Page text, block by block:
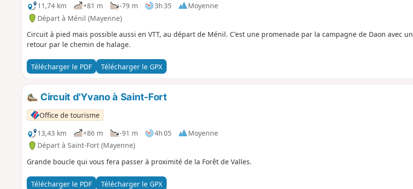
11,74 km
+81 m -79 m 3h 35
Moyenne
Départ à Ménil (Mayenne)
Circuit à pied mais possible aussi en VTT, au départ de Ménil. C'est une promenade par la campagne de Daon avec un
retour par le chemin de halage.
Télécharger le PDF Télécharger le GPX
Circuit d'Yvano à Saint-Fort
Office de tourisme
13,43 km
+86 m -91 m 4h 05
Moyenne
Départ à Saint-Fort (Mayenne)
Grande boucle qui vous fera passer à proximité de la Forêt de Valles.
Télécharger le PDF Télécharger le GPX